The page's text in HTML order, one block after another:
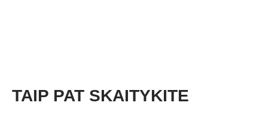
TAIP PAT SKAITYKITE